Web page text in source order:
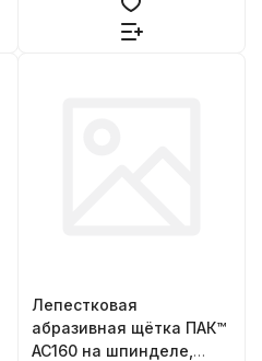
Лепестковая
абразивная щётка ПАК™
AC160 на шпинделе,